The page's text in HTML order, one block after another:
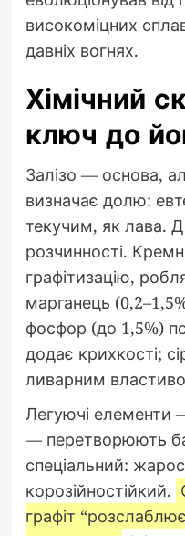
високоміцних
давніх вогнях.
Хімічний
ключ до
Залізо — основа,
визначає долю:
текучим, як лава.
розчинності.
графітизацію,
марганець
фосфор (до 1,5%)
додає крихкості;
ливарним
Легуючі елементи
— перетворюють
спеціальний:
корозійностійкий.
графіт